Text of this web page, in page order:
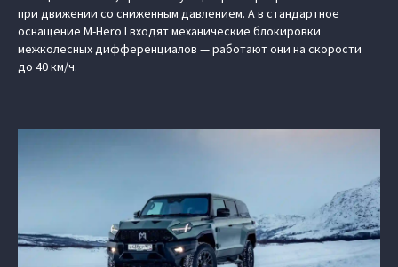
при движении со сниженным давлением. А в стандартное
оснащение M-Hero I входят механические блокировки
межколесных дифференциалов — работают они на скорости
до 40 км/ч.